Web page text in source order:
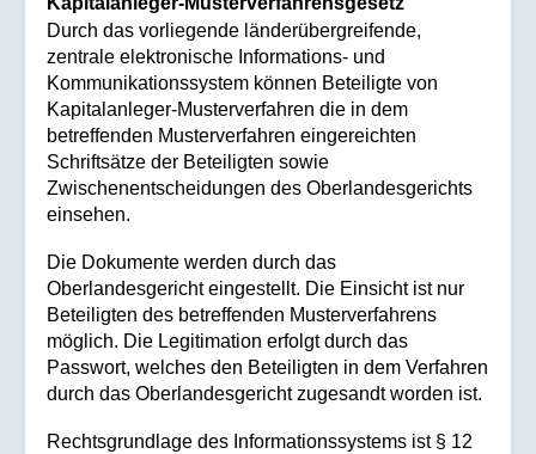
Durch das vorliegende länderübergreifende,
zentrale elektronische Informations- und
Kommunikationssystem können Beteiligte von
Kapitalanleger-Musterverfahren die in dem
betreffenden Musterverfahren eingereichten
Schriftsätze der Beteiligten sowie
Zwischenentscheidungen des Oberlandesgerichts
einsehen.
Die Dokumente werden durch das
Oberlandesgericht eingestellt. Die Einsicht ist nur
Beteiligten des betreffenden Musterverfahrens
möglich. Die Legitimation erfolgt durch das
Passwort, welches den Beteiligten in dem Verfahren
durch das Oberlandesgericht zugesandt worden ist.
Rechtsgrundlage des Informationssystems ist § 12